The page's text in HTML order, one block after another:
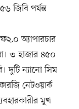
জিবি পর্যন্ত
অ্যাপারচার
৩ হাজার ৪৫০
দুটি ন্যানো সিম
নেটওয়ার্ক
মুখ